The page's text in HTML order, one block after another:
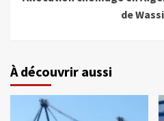
de
À découvrir aussi